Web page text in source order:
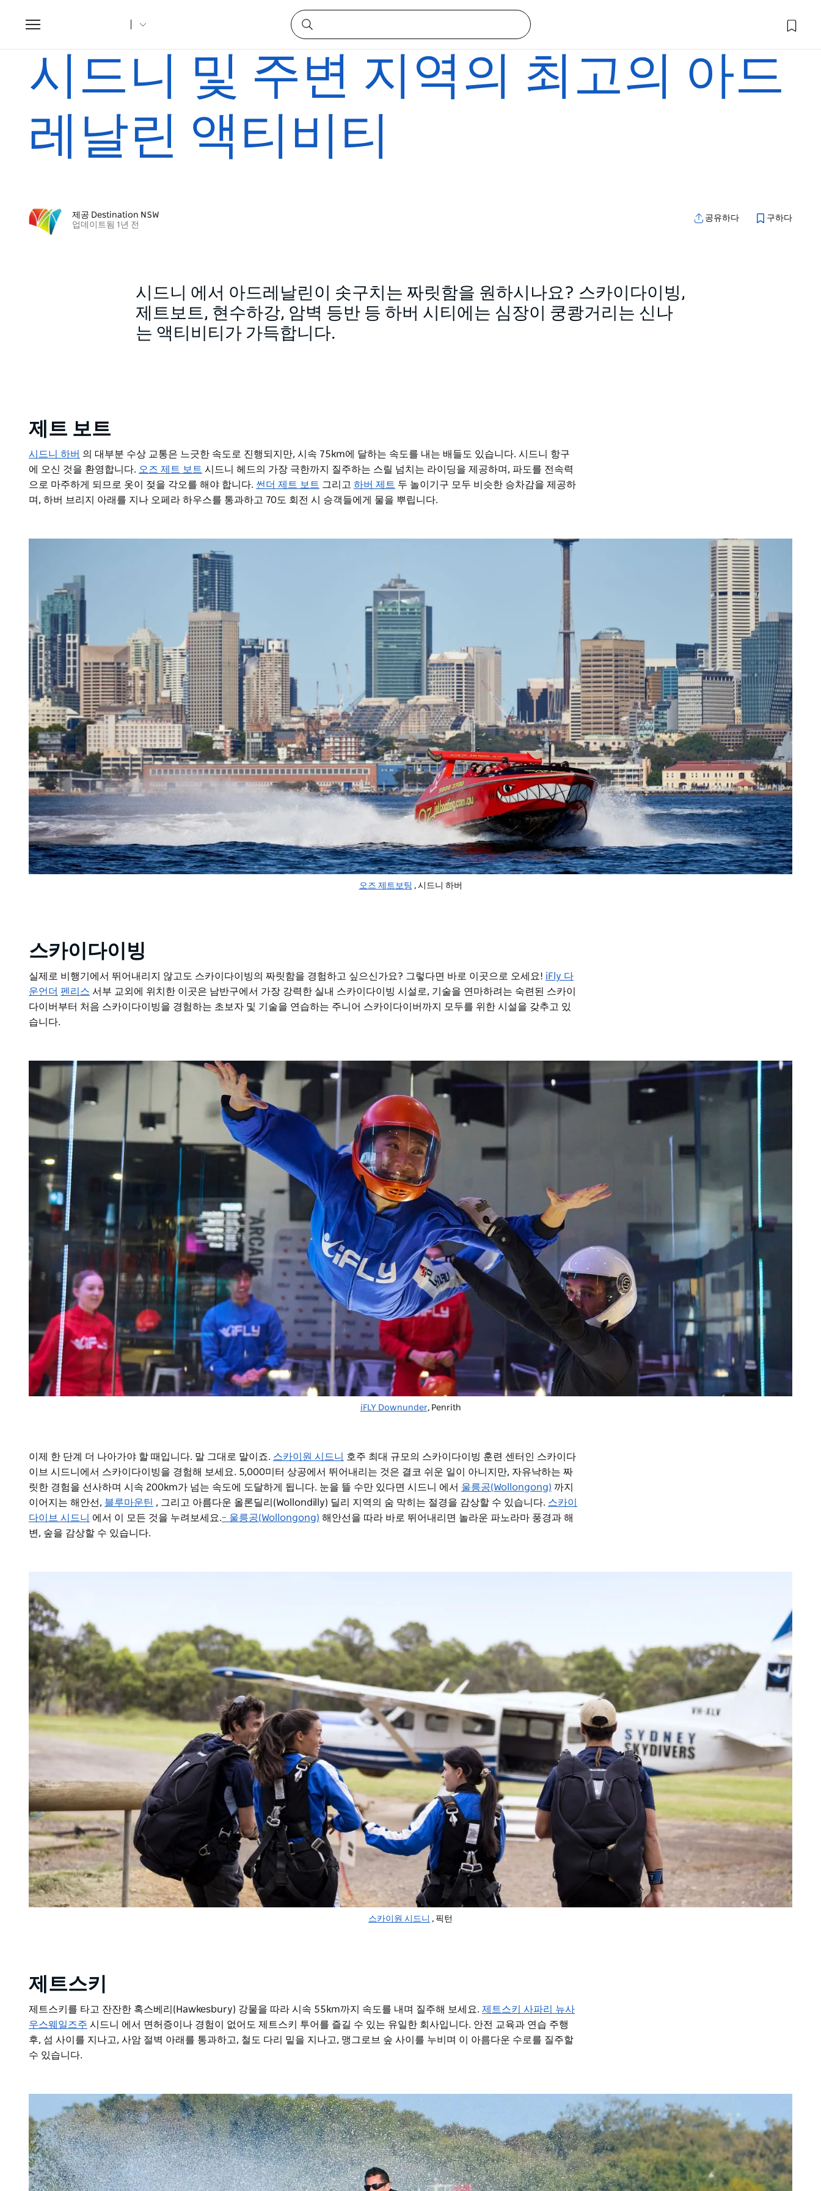
Toggle
navigation
시드니 및 주변 지역의 최고의 아드
레날린 액티비티
제공 Destination NSW
업데이트됨 1년 전
공유하다 구하다
시드니 에서 아드레날린이 솟구치는 짜릿함을 원하시나요? 스카이다이빙,
제트보트, 현수하강, 암벽 등반 등 하버 시티에는 심장이 쿵쾅거리는 신나
는 액티비티가 가득합니다.
제트 보트
시드니 하버 의 대부분 수상 교통은 느긋한 속도로 진행되지만, 시속 75km에 달하는 속도를 내는 배들도 있습니다. 시드니 항구
에 오신 것을 환영합니다. 오즈 제트 보트 시드니 헤드의 가장 극한까지 질주하는 스릴 넘치는 라이딩을 제공하며, 파도를 전속력
으로 마주하게 되므로 옷이 젖을 각오를 해야 합니다. 썬더 제트 보트 그리고 하버 제트 두 놀이기구 모두 비슷한 승차감을 제공하
며, 하버 브리지 아래를 지나 오페라 하우스를 통과하고 70도 회전 시 승객들에게 물을 뿌립니다.
오즈 제트보팅 , 시드니 하버
스카이다이빙
실제로 비행기에서 뛰어내리지 않고도 스카이다이빙의 짜릿함을 경험하고 싶으신가요? 그렇다면 바로 이곳으로 오세요! iFly 다
운언더 펜리스 서부 교외에 위치한 이곳은 남반구에서 가장 강력한 실내 스카이다이빙 시설로, 기술을 연마하려는 숙련된 스카이
다이버부터 처음 스카이다이빙을 경험하는 초보자 및 기술을 연습하는 주니어 스카이다이버까지 모두를 위한 시설을 갖추고 있
습니다.
iFLY Downunder, Penrith
이제 한 단계 더 나아가야 할 때입니다. 말 그대로 말이죠. 스카이원 시드니
호주 최대 규모의 스카이다이빙 훈련 센터인 스카이다
이브 시드니에서 스카이다이빙을 경험해 보세요. 5,000미터 상공에서 뛰어내리는 것은 결코 쉬운 일이 아니지만, 자유낙하는 짜
릿한 경험을 선사하며 시속 200km가 넘는 속도에 도달하게 됩니다. 눈을 뜰 수만 있다면 시드니 에서 울릉공(Wollongong) 까지
이어지는 해안선, 블루마운틴 , 그리고 아름다운 올론딜리(Wollondilly) 딜리 지역의 숨 막히는 절경을 감상할 수 있습니다. 스카이
다이브 시드니
에서 이 모든 것을 누려보세요.– 울릉공(Wollongong) 해안선을 따라 바로 뛰어내리면 놀라운 파노라마 풍경과 해
변, 숲을 감상할 수 있습니다.
스카이원 시드니 , 픽턴
제트스키
제트스키를 타고 잔잔한 혹스베리(Hawkesbury) 강물을 따라 시속 55km까지 속도를 내며 질주해 보세요. 제트스키 사파리 뉴사
우스웨일즈주 시드니 에서 면허증이나 경험이 없어도 제트스키 투어를 즐길 수 있는 유일한 회사입니다. 안전 교육과 연습 주행
후, 섬 사이를 지나고, 사암 절벽 아래를 통과하고, 철도 다리 밑을 지나고, 맹그로브 숲 사이를 누비며 이 아름다운 수로를 질주할
수 있습니다.